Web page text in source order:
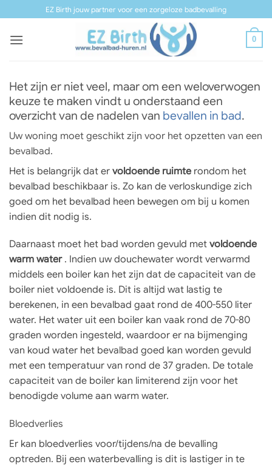
naar
inhoud
EZ Birth jouw partner voor een zorgeloze badbevalling
0
Het zijn er niet veel, maar om een weloverwogen
keuze te maken vindt u onderstaand een
overzicht van de nadelen van bevallen in bad.
Uw woning moet geschikt zijn voor het opzetten van een
bevalbad.
Het is belangrijk dat er voldoende ruimte rondom het
bevalbad beschikbaar is. Zo kan de verloskundige zich
goed om het bevalbad heen bewegen om bij u komen
indien dit nodig is.
Daarnaast moet het bad worden gevuld met voldoende
warm water. Indien uw douchewater wordt verwarmd
middels een boiler kan het zijn dat de capaciteit van de
boiler niet voldoende is. Dit is altijd wat lastig te
berekenen, in een bevalbad gaat rond de 400-550 liter
water. Het water uit een boiler kan vaak rond de 70-80
graden worden ingesteld, waardoor er na bijmenging
van koud water het bevalbad goed kan worden gevuld
met een temperatuur van rond de 37 graden. De totale
capaciteit van de boiler kan limiterend zijn voor het
benodigde volume aan warm water.
Bloedverlies
Er kan bloedverlies voor/tijdens/na de bevalling
optreden. Bij een waterbevalling is dit is lastiger in te